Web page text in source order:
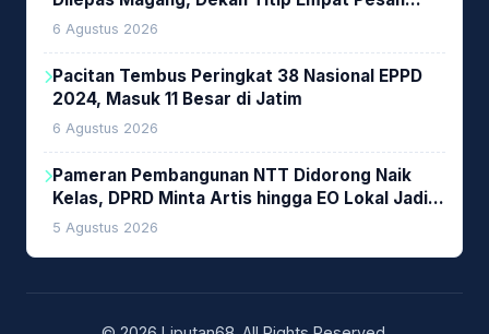
Penting
6 Agustus 2026
Pacitan Tembus Peringkat 38 Nasional EPPD
2024, Masuk 11 Besar di Jatim
6 Agustus 2026
Pameran Pembangunan NTT Didorong Naik
Kelas, DPRD Minta Artis hingga EO Lokal Jadi
Prioritas
5 Agustus 2026